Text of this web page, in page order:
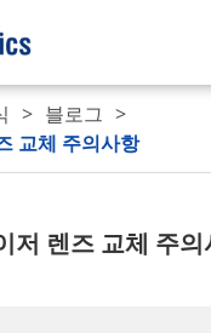
블로그
교체 주의사항
저 렌즈 교체 주의